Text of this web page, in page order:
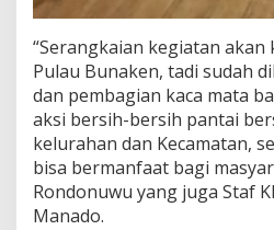
“Serangkaian kegiatan akan
Pulau Bunaken, tadi sudah
dan pembagian kaca mata
aksi bersih-bersih pantai
kelurahan dan Kecamatan,
bisa bermanfaat bagi
Rondonuwu yang juga Staf
Manado.